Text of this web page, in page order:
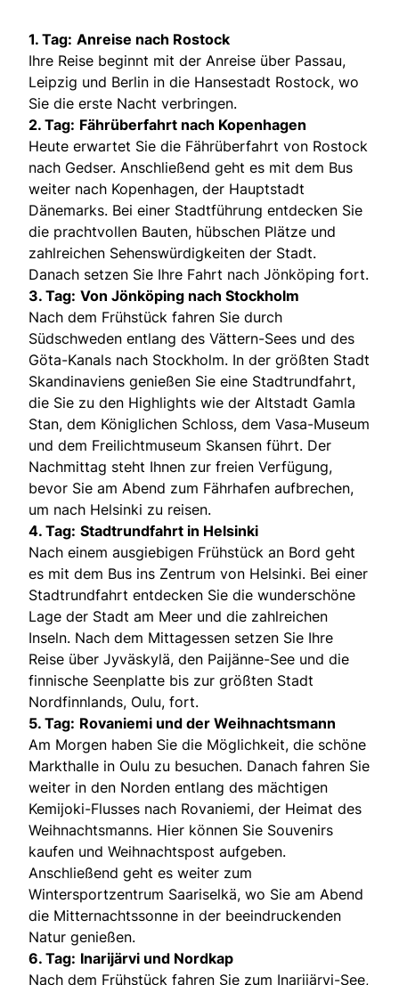
1. Tag: Anreise nach Rostock
Ihre Reise beginnt mit der Anreise über Passau,
Leipzig und Berlin in die Hansestadt Rostock, wo
Sie die erste Nacht verbringen.
2. Tag: Fährüberfahrt nach Kopenhagen
Heute erwartet Sie die Fährüberfahrt von Rostock
nach Gedser. Anschließend geht es mit dem Bus
weiter nach Kopenhagen, der Hauptstadt
Dänemarks. Bei einer Stadtführung entdecken Sie
die prachtvollen Bauten, hübschen Plätze und
zahlreichen Sehenswürdigkeiten der Stadt.
Danach setzen Sie Ihre Fahrt nach Jönköping fort.
3. Tag: Von Jönköping nach Stockholm
Nach dem Frühstück fahren Sie durch
Südschweden entlang des Vättern-Sees und des
Göta-Kanals nach Stockholm. In der größten Stadt
Skandinaviens genießen Sie eine Stadtrundfahrt,
die Sie zu den Highlights wie der Altstadt Gamla
Stan, dem Königlichen Schloss, dem Vasa-Museum
und dem Freilichtmuseum Skansen führt. Der
Nachmittag steht Ihnen zur freien Verfügung,
bevor Sie am Abend zum Fährhafen aufbrechen,
um nach Helsinki zu reisen.
4. Tag: Stadtrundfahrt in Helsinki
Nach einem ausgiebigen Frühstück an Bord geht
es mit dem Bus ins Zentrum von Helsinki. Bei einer
Stadtrundfahrt entdecken Sie die wunderschöne
Lage der Stadt am Meer und die zahlreichen
Inseln. Nach dem Mittagessen setzen Sie Ihre
Reise über Jyväskylä, den Paijänne-See und die
finnische Seenplatte bis zur größten Stadt
Nordfinnlands, Oulu, fort.
5. Tag: Rovaniemi und der Weihnachtsmann
Am Morgen haben Sie die Möglichkeit, die schöne
Markthalle in Oulu zu besuchen. Danach fahren Sie
weiter in den Norden entlang des mächtigen
Kemijoki-Flusses nach Rovaniemi, der Heimat des
Weihnachtsmanns. Hier können Sie Souvenirs
kaufen und Weihnachtspost aufgeben.
Anschließend geht es weiter zum
Wintersportzentrum Saariselkä, wo Sie am Abend
die Mitternachtssonne in der beeindruckenden
Natur genießen.
6. Tag: Inarijärvi und Nordkap
Nach dem Frühstück fahren Sie zum Inarijärvi-See,